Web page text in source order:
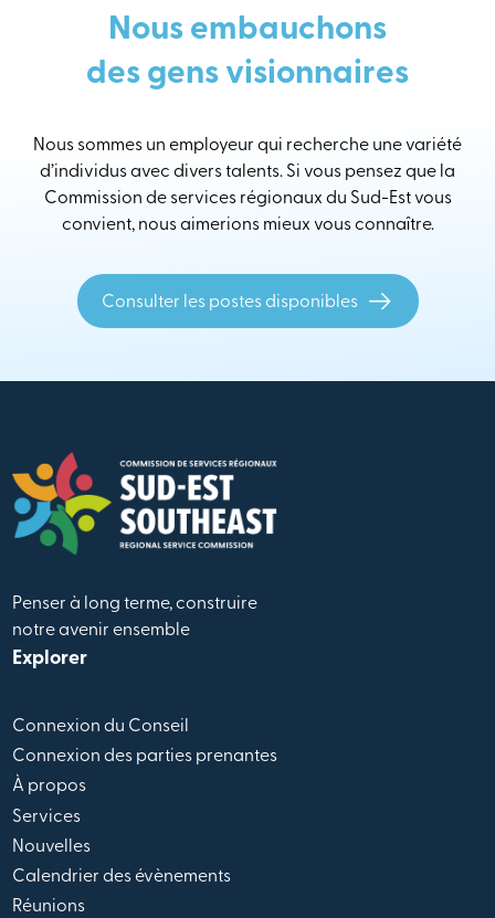
Nous embauchons
des gens visionnaires
Nous sommes un employeur qui recherche une variété
d’individus avec divers talents. Si vous pensez que la
Commission de services régionaux du Sud-Est vous
convient, nous aimerions mieux vous connaître.
Consulter les postes disponibles
Penser à long terme, construire
notre avenir ensemble
Explorer
Connexion du Conseil
Connexion des parties prenantes
À propos
Services
Nouvelles
Calendrier des évènements
Réunions